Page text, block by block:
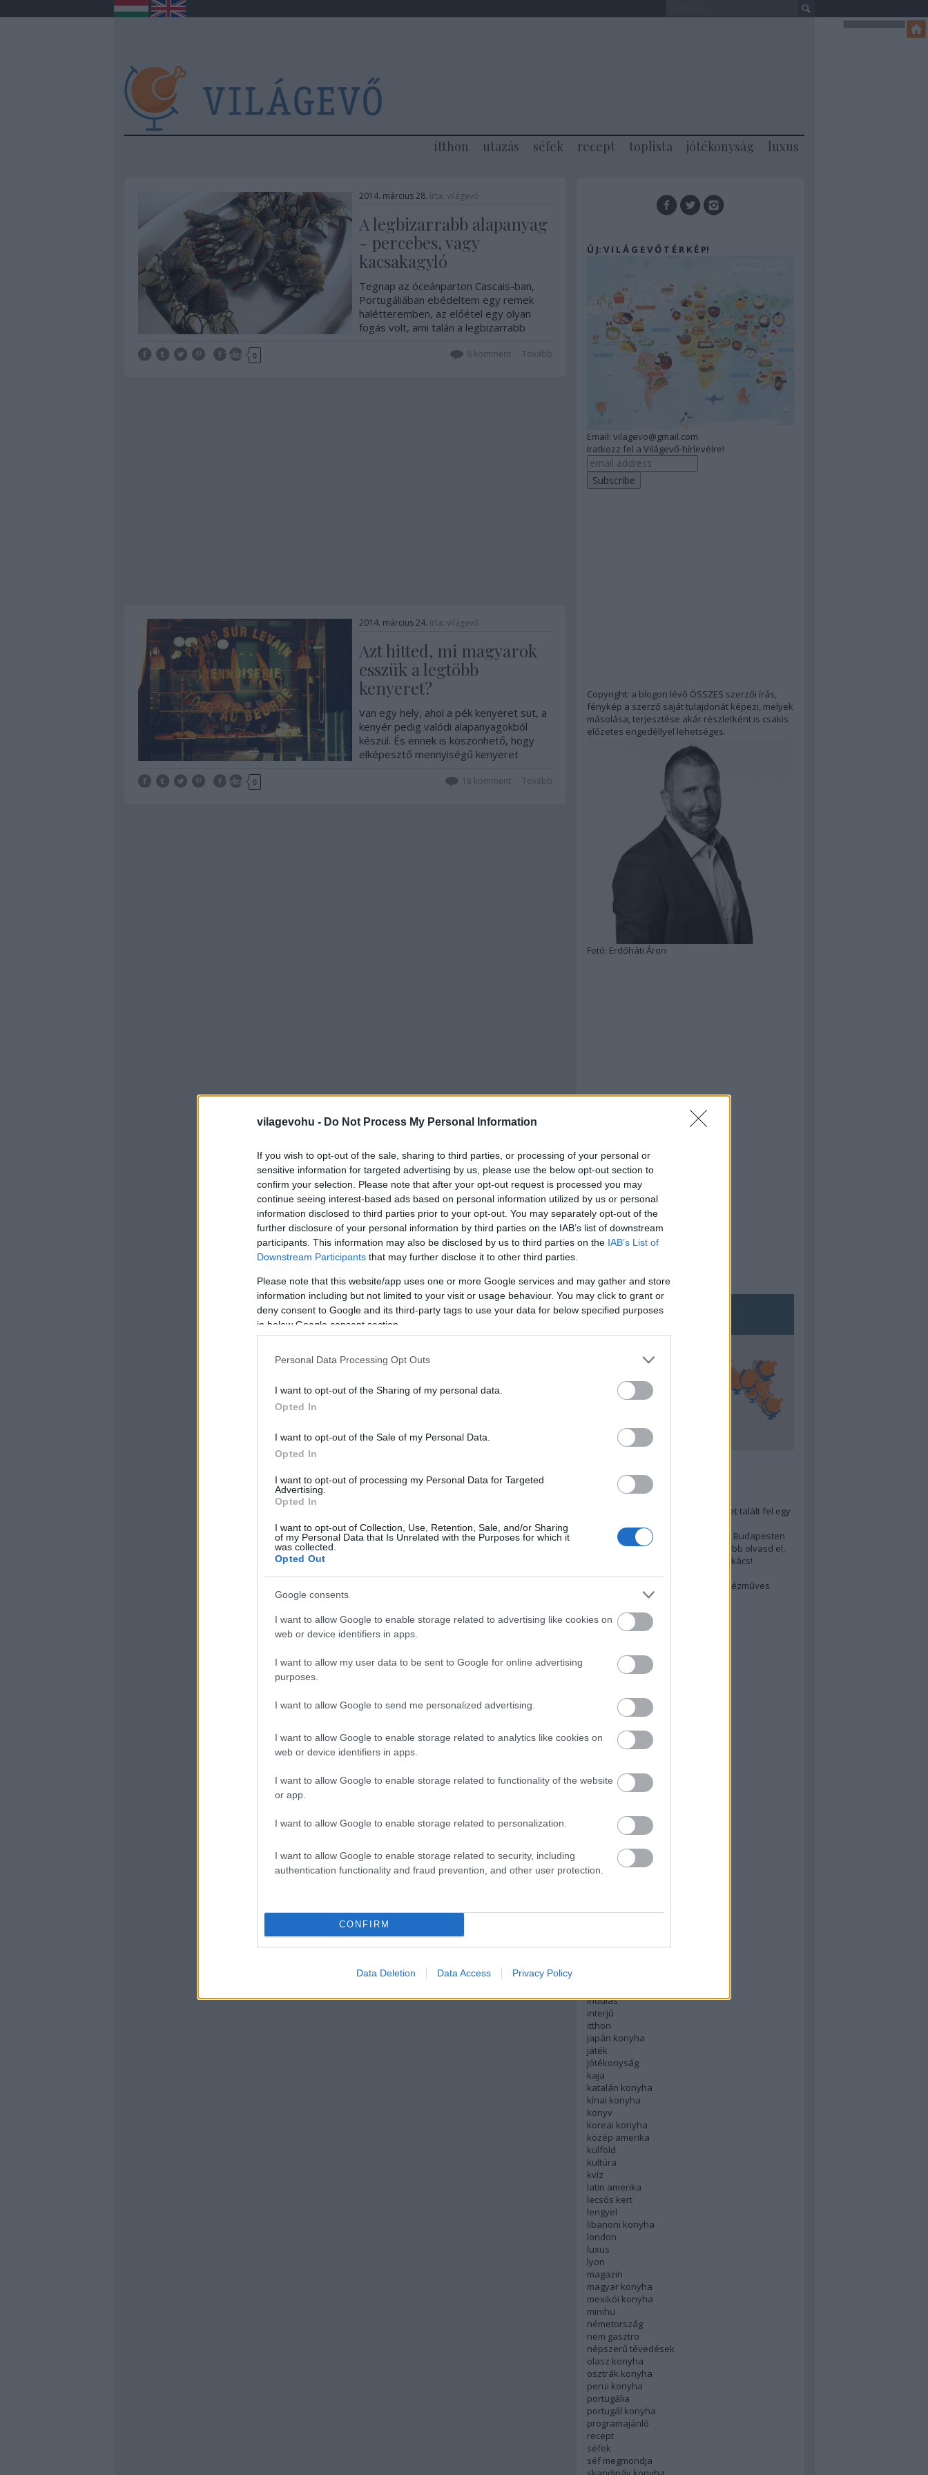
vilagevohu - Do Not Process My Personal Information
If you wish to opt-out of the sale, sharing to third parties, or processing of your personal or
sensitive information for targeted advertising by us, please use the below opt-out section to
confirm your selection. Please note that after your opt-out request is processed you may
continue seeing interest-based ads based on personal information utilized by us or personal
information disclosed to third parties prior to your opt-out. You may separately opt-out of the
further disclosure of your personal information by third parties on the IAB’s list of downstream
participants. This information may also be disclosed by us to third parties on the IAB’s List of
Downstream Participants that may further disclose it to other third parties.
Please note that this website/app uses one or more Google services and may gather and store
information including but not limited to your visit or usage behaviour. You may click to grant or
deny consent to Google and its third-party tags to use your data for below specified purposes
in below Google consent section.
Personal Data Processing Opt Outs
I want to opt-out of the Sharing of my personal data.
Opted In
I want to opt-out of the Sale of my Personal Data.
Opted In
I want to opt-out of processing my Personal Data for Targeted
Advertising.
Opted In
I want to opt-out of Collection, Use, Retention, Sale, and/or Sharing
of my Personal Data that Is Unrelated with the Purposes for which it
was collected.
Opted Out
Google consents
I want to allow Google to enable storage related to advertising like cookies on
web or device identifiers in apps.
I want to allow my user data to be sent to Google for online advertising
purposes.
I want to allow Google to send me personalized advertising.
I want to allow Google to enable storage related to analytics like cookies on
web or device identifiers in apps.
I want to allow Google to enable storage related to functionality of the website
or app.
I want to allow Google to enable storage related to personalization.
I want to allow Google to enable storage related to security, including
authentication functionality and fraud prevention, and other user protection.
CONFIRM
Data Deletion Data Access Privacy Policy
itthon utazás séfek recept toplista jótékonyság luxus
2014. március 28. írta: világevő
A legbizarrabb alapanyag
- percebes, vagy
kacsakagyló
Tegnap az óceánparton Cascais-ban,
Portugáliában ebédeltem egy remek
halétteremben, az előétel egy olyan
fogás volt, ami talán a legbizarrabb
csak felháborító élőlénynek nevezte.
Tetszik 0 Tovább
8komment
2014. március 24. írta: világevő
Azt hitted, mi magyarok
esszük a legtöbb
kenyeret?
Van egy hely, ahol a pék kenyeret süt, a
kenyér pedig valódi alapanyagokból
készül. És ennek is köszönhető, hogy
elképesztő mennyiségű kenyeret
kiváló minőségűt. Tavaly is éppen
Tetszik 0 Tovább
18komment
Ú J: V I L Á G E V Ő T É R K É P!
Email: vilagevo@gmail.com
Iratkozz fel a Világevő-hírlevélre!
Copyright: a blogon lévő ÖSSZES szerzői írás,
fénykép a szerző saját tulajdonát képezi, melyek
másolása, terjesztése akár részletként is csakis
előzetes engedéllyel lehetséges.
Fotó: Erdőháti Áron
TOP5
Annyira menő Budapest-térképet talált fel egy
A 10 legjobb (elérhető árú) ebéd Budapesten
Szakács akarsz lenni? Akkor előbb olvasd el,
mit gondol erről egy magyar szakács!
Budapest rejtett kincsei: orosz kézműves
afrikai konyha
ázsiai konyha
baszk konyha
belgium
bocusedor
bocuse dor
dél amerika
english
északi konyha
francia konyha
holland konyha
indulás
interjú
itthon
japán konyha
játék
jótékonyság
kaja
katalán konyha
kínai konyha
könyv
koreai konyha
közép amerika
külföld
kultúra
kvíz
latin amerika
lecsós kert
lengyel
libanoni konyha
london
luxus
lyon
magazin
magyar konyha
mexikói konyha
minihu
németország
nem gasztro
népszerű tévedések
olasz konyha
osztrák konyha
perui konyha
portugália
portugál konyha
programajánló
recept
séfek
séf megmondja